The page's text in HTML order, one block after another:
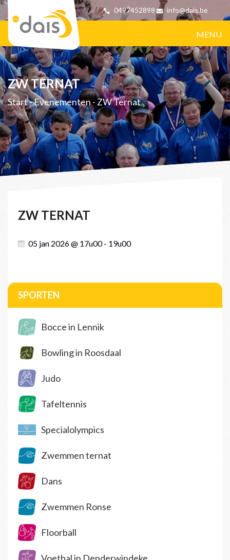
0497452898 info@dais.be
MENU
ZW TERNAT
Start-Evenementen-ZW Ternat
ZW TERNAT
05 jan 2026 @ 17u00 - 19u00
SPORTEN
Bocce in Lennik
Bowling in Roosdaal
Judo
Tafeltennis
Specialolympics
Zwemmen ternat
Dans
Zwemmen Ronse
Floorball